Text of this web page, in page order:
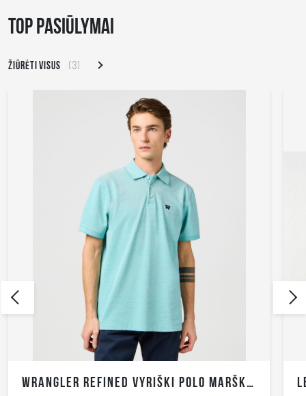
TOP PASIŪLYMAI
ŽIŪRĖTI VISUS (3)
WRANGLER REFINED VYRIŠKI POLO MARŠKINĖLIAI TRUMPOMIS RANKOVĖMIS